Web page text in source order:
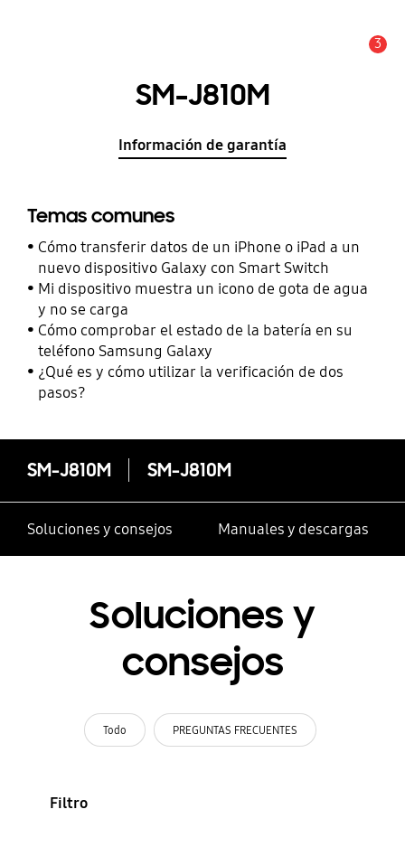
3
SM-J810M
Información de garantía
Temas comunes
Cómo transferir datos de un iPhone o iPad a un
nuevo dispositivo Galaxy con Smart Switch
Mi dispositivo muestra un icono de gota de agua
y no se carga
Cómo comprobar el estado de la batería en su
teléfono Samsung Galaxy
¿Qué es y cómo utilizar la verificación de dos
pasos?
SM-J810M SM-J810M
Soluciones y consejos Manuales y descargas
Soluciones y
consejos
Todo PREGUNTAS FRECUENTES
Filtro